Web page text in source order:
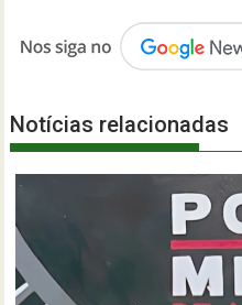
Notícias relacionadas